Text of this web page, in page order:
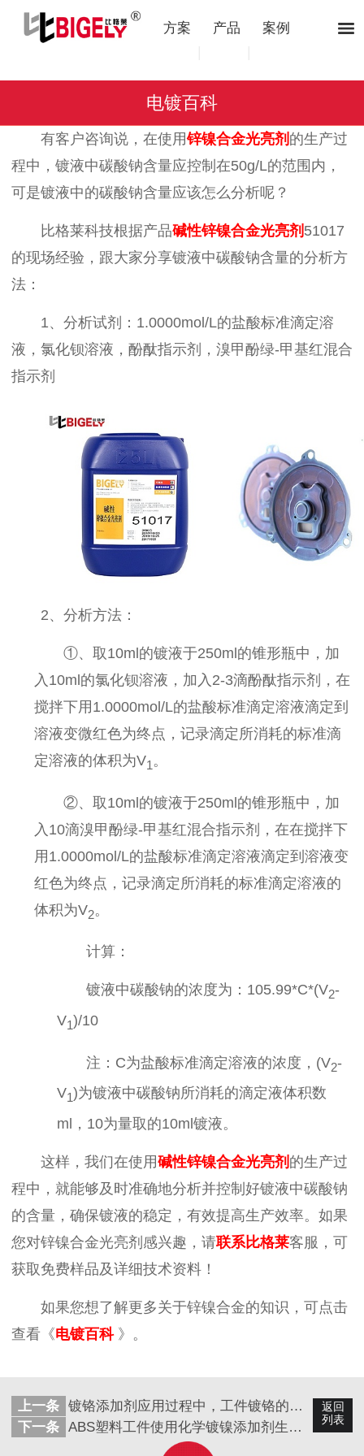
方案 产品 案例
电镀百科
有客户咨询说，在使用锌镍合金光亮剂 的生产过
程中，镀液中碳酸钠含量应控制在50g/L的范围内，
可是镀液中的碳酸钠含量应该怎么分析呢？
比格莱科技根据产品碱性锌镍合金光亮剂 51017
的现场经验，跟大家分享镀液中碳酸钠含量的分析方
法：
1、分析试剂： 1.0000mol/L的盐酸标准滴定溶
液，氯化钡溶液，酚酞指示剂，溴甲酚绿-甲基红混合
指示剂
2、分析方法：
①、取10ml 的镀液于250ml 的锥形瓶中，加
入 10ml 的氯化钡溶液，加入 2-3滴酚酞指示剂，在
搅拌下用 1.0000mol/L的盐酸标准滴定溶液滴定到
溶液变微红色为终点，记录滴定所消耗的标准滴
定溶液的体积为V1 。
②、取10ml的镀液于250ml的锥形瓶中，加
入 10滴溴甲酚绿-甲基红混合指示剂，在在搅拌下
用 1.0000mol/L的盐酸标准滴定溶液滴定到溶液变
红色为终点，记录滴定所消耗的标准滴定溶液的
体积为V2。
计算：
镀液中碳酸钠的浓度为： 105.99*C*(V2-
V1)/10
注： C为盐酸标准滴定溶液的浓度， (V2-
V1)为镀液中碳酸钠所消耗的滴定液体积数
ml ， 10为量取的10ml镀液。
这样，我们在使用碱性锌镍合金光亮剂 的生产过
程中，就能够及时准确地分析并控制好镀液中碳酸钠
的含量，确保镀液的稳定， 有效提高生产效率。 如果
您对锌镍合金光亮剂 感兴趣，请联系比格莱客服，可
获取免费样品及详细技术资料！
如果您想了解更多关于锌镍合金的知识，可点击
查看《电镀百科 》。
返回
列表
上一条 镀铬添加剂应用过程中，工件镀铬的作用是什么呢？
下一条 ABS塑料工件使用化学镀镍添加剂生产时镀层出现针孔漏镀现象的原因